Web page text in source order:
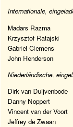
Internationale,
Madars Razma
Krzysztof Ratajski
Gabriel Clemens
John Henderson
Niederländische,
Dirk van Duijvenbode
Danny Noppert
Vincent van der Voort
Jeffrey de Zwaan